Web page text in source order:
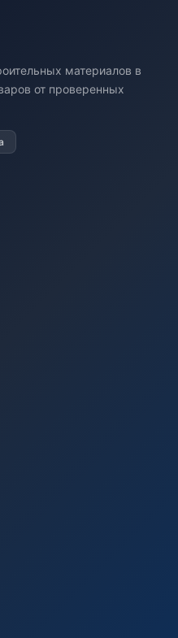
материалов в
от проверенных